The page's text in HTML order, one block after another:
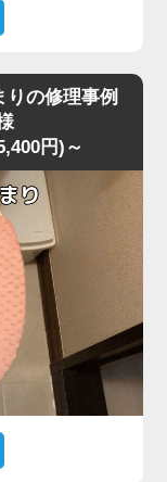
大きく膨れた猫
したうえで通水
る状態に戻りま
る猫砂でも、実
ミとして処理す
をお伝えしまし
スが多く、便器
多いトラブルで
たく流れなくな
で胃内容物と食
排水圧では奥へ
態でした。
、内部の奥深く
プではほとんど
の角度が少し急
ていました。
器内部の閉塞部
施しました。
ながら慎重に加
崩れ、排水路の
しました。
の修理事例
円)～